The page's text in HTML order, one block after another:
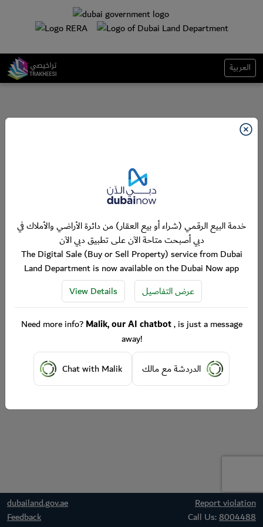
العربية
dubailand.gov.ae
Report violation
Feedback
Call Us:8004488
خدمة البيع الرقمي (شراء أو بيع العقار) من دائرة الأراضي والأملاك في
دبي أصبحت متاحة الآن على تطبيق دبي الآن
The Digital Sale (Buy or Sell Property) service from Dubai
Land Department is now available on the Dubai Now app
View Details
عرض التفاصيل
Need more info?Malik, our AI chatbot, is just a message
away!
Chat with Malik
الدردشة مع مالك